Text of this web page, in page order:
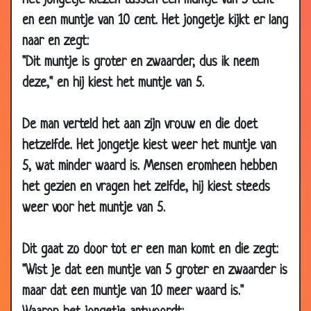
en een muntje van 10 cent. Het jongetje kijkt er lang
naar en zegt:
"Dit muntje is groter en zwaarder, dus ik neem
deze," en hij kiest het muntje van 5.
De man verteld het aan zijn vrouw en die doet
hetzelfde. Het jongetje kiest weer het muntje van
5, wat minder waard is. Mensen eromheen hebben
het gezien en vragen het zelfde, hij kiest steeds
weer voor het muntje van 5.
Dit gaat zo door tot er een man komt en die zegt:
"Wist je dat een muntje van 5 groter en zwaarder is
maar dat een muntje van 10 meer waard is."
03 Jan 2010
23 Dec 2009
Wat te doen
04 Dec 2009
De pil
12 Oct 2009
Loop naar de duivel
23 Sep 2009
Priester
3.50
23 Sep 2009
Nieuwe fiets
3.61
18 Sep 2009
Hun eerste vakantie
07 Sep 2009
Gezichtscrème
3.70
15 Jul 2009
Verrrrrrrmoeden
3.69
11 Jul 2009
Een jongetje van 6